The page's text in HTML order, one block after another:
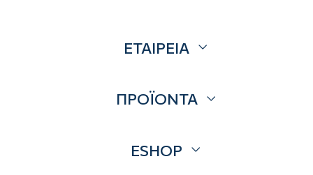
ΕΤΑΙΡΕΙΑ
Επικοινωνία
ΠΡΟΪΟΝΤΑ
Brands
ESHOP